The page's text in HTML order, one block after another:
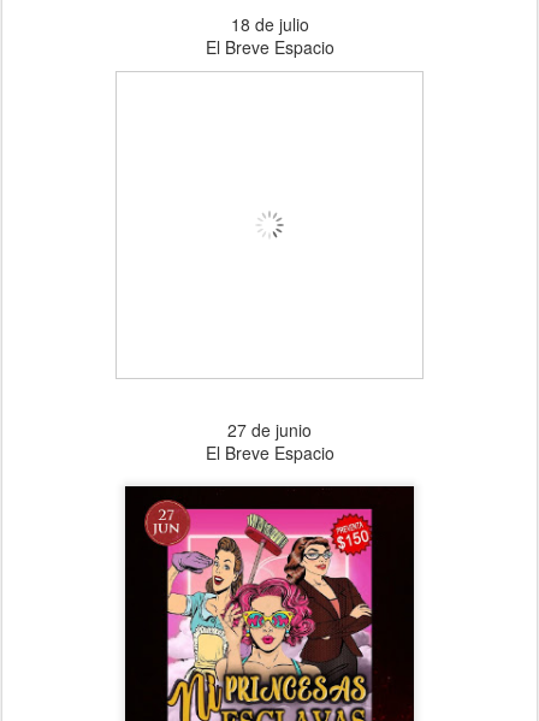
18 de julio
El Breve Espacio
27 de junio
El Breve Espacio